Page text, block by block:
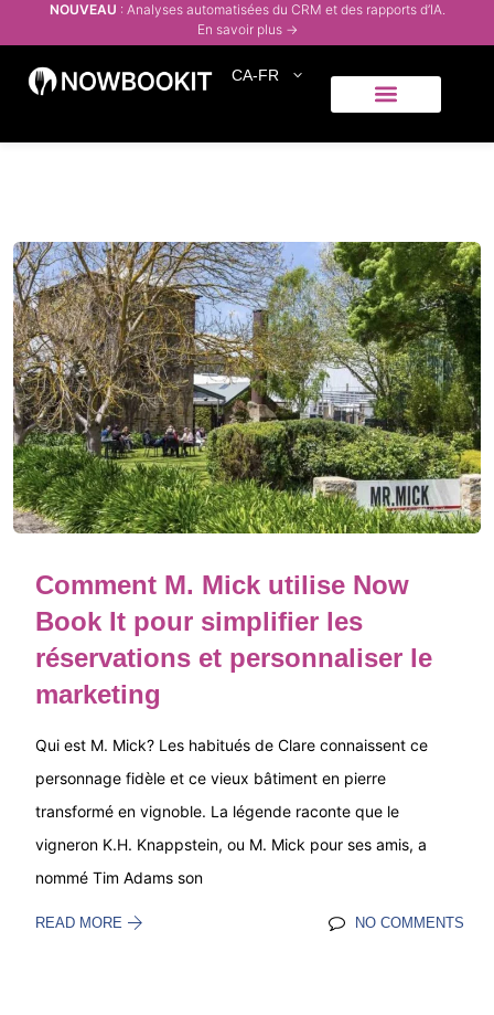
NOUVEAU : Analyses automatisées du CRM et des rapports d’IA.
En savoir plus →
CA-FR
Comment M. Mick utilise Now
Book It pour simplifier les
réservations et personnaliser le
marketing
Qui est M. Mick? Les habitués de Clare connaissent ce
personnage fidèle et ce vieux bâtiment en pierre
transformé en vignoble. La légende raconte que le
vigneron K.H. Knappstein, ou M. Mick pour ses amis, a
nommé Tim Adams son
READ MORE NO COMMENTS